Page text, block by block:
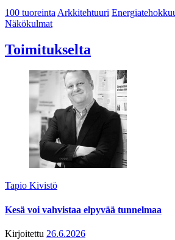
100 tuoreintaArkkitehtuuri
Näkökulmat
Toimitukselta
Tapio Kivistö
Kesä voi vahvistaa elpyvää tunnelmaa
Kirjoitettu 26.6.2026